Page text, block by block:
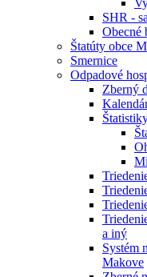
SHR -
Obecné
Štatúty obce
Smernice
Odpadové
Zberný
a iný
Systém
Makove